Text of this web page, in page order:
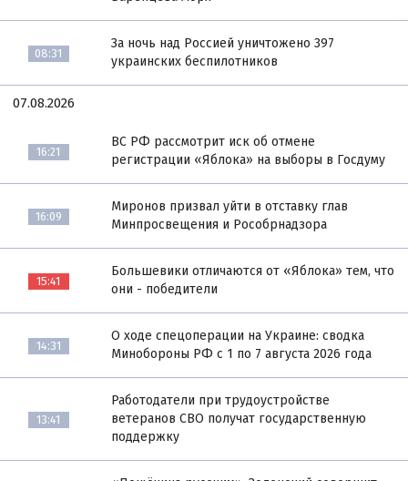
08:31
За ночь над Россией уничтожено 397
украинских беспилотников
07.08.2026
16:21
ВС РФ рассмотрит иск об отмене
регистрации «Яблока» на выборы в Госдуму
16:09
Миронов призвал уйти в отставку глав
Минпросвещения и Рособрнадзора
15:41
Большевики отличаются от «Яблока» тем, что
они - победители
14:31
О ходе спецоперации на Украине: сводка
Минобороны РФ с 1 по 7 августа 2026 года
13:41
Работодатели при трудоустройстве
ветеранов СВО получат государственную
поддержку